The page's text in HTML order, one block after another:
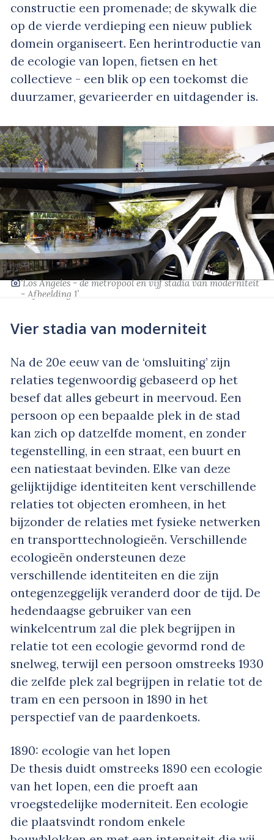
constructie een promenade; de skywalk die
op de vierde verdieping een nieuw publiek
domein organiseert. Een herintroductie van
de ecologie van lopen, fietsen en het
collectieve - een blik op een toekomst die
duurzamer, gevarieerder en uitdagender is.
‘Los Angeles - de metropool en vijf stadia van moderniteit
- Afbeelding 1’
Vier stadia van moderniteit
Na de 20e eeuw van de ‘omsluiting’ zijn
relaties tegenwoordig gebaseerd op het
besef dat alles gebeurt in meervoud. Een
persoon op een bepaalde plek in de stad
kan zich op datzelfde moment, en zonder
tegenstelling, in een straat, een buurt en
een natiestaat bevinden. Elke van deze
gelijktijdige identiteiten kent verschillende
relaties tot objecten eromheen, in het
bijzonder de relaties met fysieke netwerken
en transporttechnologieën. Verschillende
ecologieën ondersteunen deze
verschillende identiteiten en die zijn
ontegenzeggelijk veranderd door de tijd. De
hedendaagse gebruiker van een
winkelcentrum zal die plek begrijpen in
relatie tot een ecologie gevormd rond de
snelweg, terwijl een persoon omstreeks 1930
die zelfde plek zal begrijpen in relatie tot de
tram en een persoon in 1890 in het
perspectief van de paardenkoets.
1890: ecologie van het lopen
De thesis duidt omstreeks 1890 een ecologie
van het lopen, een die proeft aan
vroegstedelijke moderniteit. Een ecologie
die plaatsvindt rondom enkele